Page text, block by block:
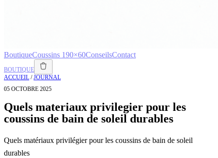
BoutiqueCoussins 190×60ConseilsContact
BOUTIQUE
ACCUEIL /JOURNAL
05 OCTOBRE 2025
Quels materiaux privilegier pour les
coussins de bain de soleil durables
Quels matériaux privilégier pour les coussins de bain de soleil
durables